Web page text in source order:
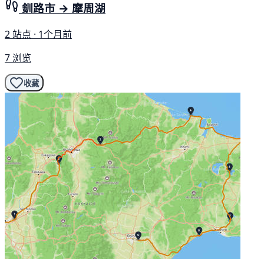
釧路市 → 摩周湖
2 站点 · 1个月前
7 浏览
收藏